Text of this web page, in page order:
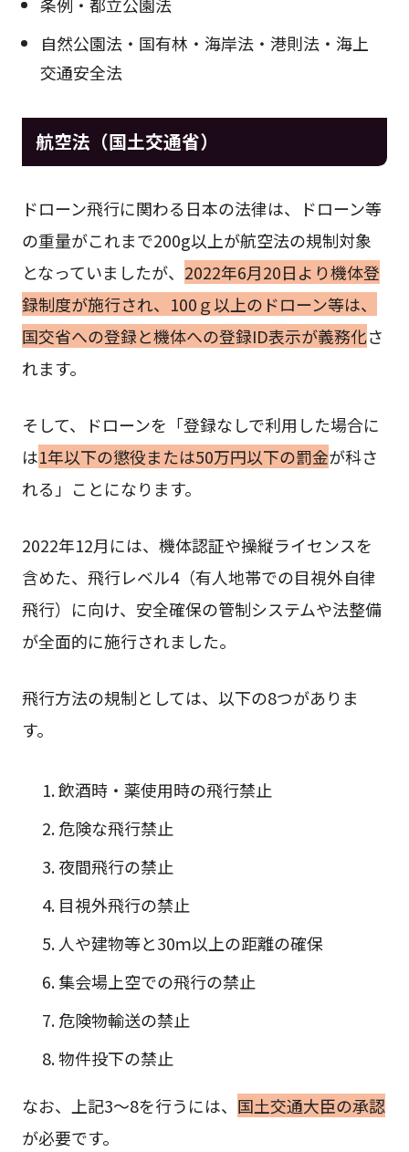
自然公園法・国有林・海岸法・港則法・海上
交通安全法
航空法（国土交通省）
ドローン飛行に関わる日本の法律は、ドローン等
の重量がこれまで200g以上が航空法の規制対象
となっていましたが、 2022年6月20日より機体登
録制度が施行され、100ｇ以上のドローン等は、
国交省への登録と機体への登録ID表示が義務化さ
れます。
そして、ドローンを「登録なしで利用した場合に
は1年以下の懲役または50万円以下の罰金が科さ
れる」ことになります。
2022年12月には、機体認証や操縦ライセンスを
含めた、飛行レベル4（有人地帯での目視外自律
飛行）に向け、安全確保の管制システムや法整備
が全面的に施行されました。
飛行方法の規制としては、以下の8つがありま
す。
飲酒時・薬使用時の飛行禁止
危険な飛行禁止
夜間飛行の禁止
目視外飛行の禁止
人や建物等と30ｍ以上の距離の確保
集会場上空での飛行の禁止
危険物輸送の禁止
物件投下の禁止
なお、上記3～8を行うには、 国土交通大臣の承認
が必要です。